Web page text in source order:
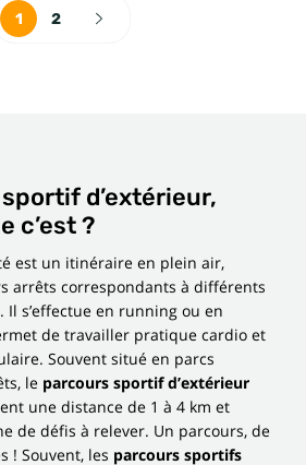
1 2
sportif d’extérieur,
c’est ?
est un itinéraire en plein air,
arrêts correspondants à différents
Il s’effectue en running ou en
de travailler pratique cardio et
Souvent situé en parcs
le parcours sportifd’extérieur
une distance de 1 à 4 km et
de défis à relever. Un parcours, de
! Souvent, les parcours sportifs